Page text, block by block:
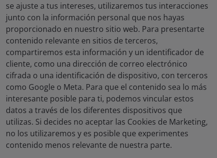
se ajuste a tus intereses, utilizaremos tus interacciones
junto con la información personal que nos hayas
proporcionado en nuestro sitio web. Para presentarte
contenido relevante en sitios de terceros,
compartiremos esta información y un identificador de
cliente, como una dirección de correo electrónico
cifrada o una identificación de dispositivo, con terceros
como Google o Meta. Para que el contenido sea lo más
interesante posible para ti, podemos vincular estos
datos a través de los diferentes dispositivos que
utilizas. Si decides no aceptar las Cookies de Marketing,
no los utilizaremos y es posible que experimentes
contenido menos relevante de nuestra parte.